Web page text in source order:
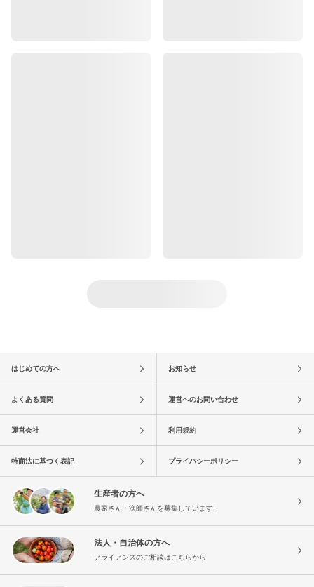
はじめての方へ お知らせ
よくある質問 運営へのお問い合わせ
運営会社 利用規約
特商法に基づく表記 プライバシーポリシー
生産者の方へ
農家さん・漁師さんを募集しています!
法人・自治体の方へ
アライアンスのご相談はこちらから